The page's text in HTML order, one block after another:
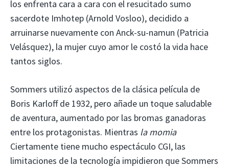
los enfrenta cara a cara con el resucitado sumo
sacerdote Imhotep (Arnold Vosloo), decidido a
arruinarse nuevamente con Anck-su-namun (Patricia
Velásquez), la mujer cuyo amor le costó la vida hace
tantos siglos.
Sommers utilizó aspectos de la clásica película de
Boris Karloff de 1932, pero añade un toque saludable
de aventura, aumentado por las bromas ganadoras
entre los protagonistas. Mientras la momia
Ciertamente tiene mucho espectáculo CGI, las
limitaciones de la tecnología impidieron que Sommers